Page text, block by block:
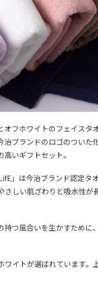
フホワイトのフェイスタ
ブランドのロゴのついた
いギフトセット。
」は今治ブランド認定タ
しい肌ざわりと吸水性が
つ風合いを生かすために
イトが選ばれています。